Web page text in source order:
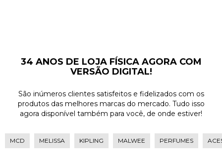
34 ANOS DE LOJA FÍSICA AGORA COM
VERSÃO DIGITAL!
São inúmeros clientes satisfeitos e fidelizados com os
produtos das melhores marcas do mercado. Tudo isso
agora disponível também para você, de onde estiver!
MCD MELISSA KIPLING MALWEE PERFUMES